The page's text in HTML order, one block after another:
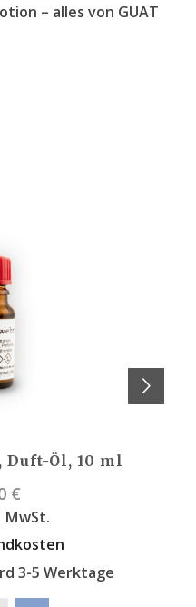
– alles von GUAT
Duft-Öl, 10 ml
€
MwSt.
3-5 Werktage